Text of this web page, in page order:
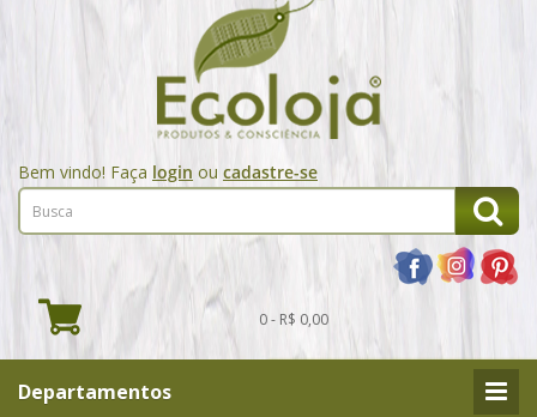
Bem vindo! Faça login ou cadastre-se
0 - R$ 0,00
Departamentos